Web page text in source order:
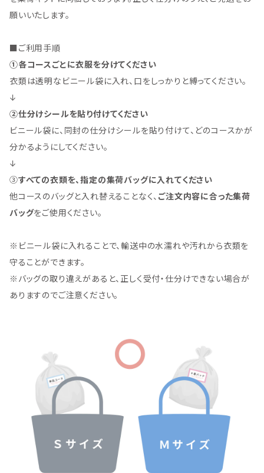
願いいたします。
■ご利用手順
①各コースごとに衣服を分けてください
衣類は透明なビニール袋に入れ、口をしっかりと縛ってください。
↓
②仕分けシールを貼り付けてください
ビニール袋に、同封の仕分けシールを貼り付けて、どのコースかが
分かるようにしてください。
↓
③すべての衣類を、指定の集荷バッグに入れてください
他コースのバッグと入れ替えることなく、 ご注文内容に合った集荷
バッグをご使用ください。
※ビニール袋に入れることで、輸送中の水濡れや汚れから衣類を
守ることができます。
※バッグの取り違えがあると、正しく受付・仕分けできない場合が
ありますのでご注意ください。